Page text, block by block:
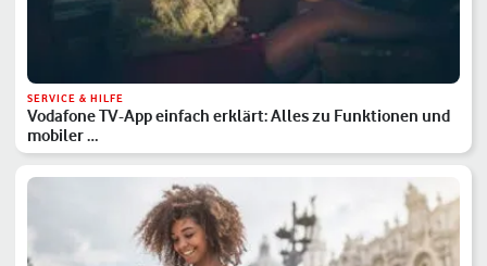
SERVICE & HILFE
Vodafone TV-App einfach erklärt: Alles zu Funktionen und
mobiler …